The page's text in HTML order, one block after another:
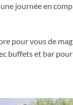
journée en
pour vous de
buffets et bar